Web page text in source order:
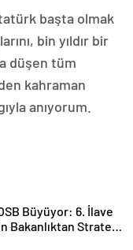
başta olmak
bin yıldır bir
düşen tüm
kahraman
anıyorum.
Büyüyor: 6. İlave
Bakanlıktan Stratejik